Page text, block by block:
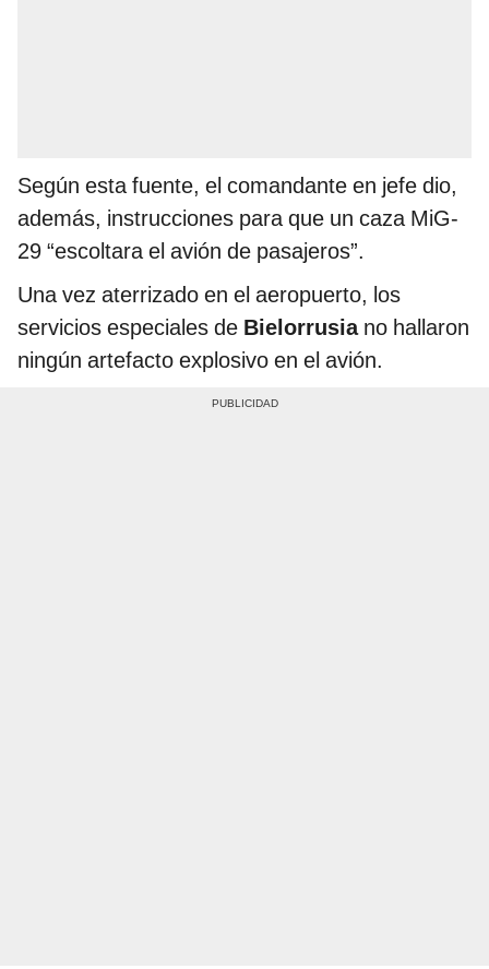
Según esta fuente, el comandante en jefe dio,
además, instrucciones para que un caza MiG-
29 “escoltara el avión de pasajeros”.
Una vez aterrizado en el aeropuerto, los
servicios especiales de Bielorrusiano hallaron
ningún artefacto explosivo en el avión.